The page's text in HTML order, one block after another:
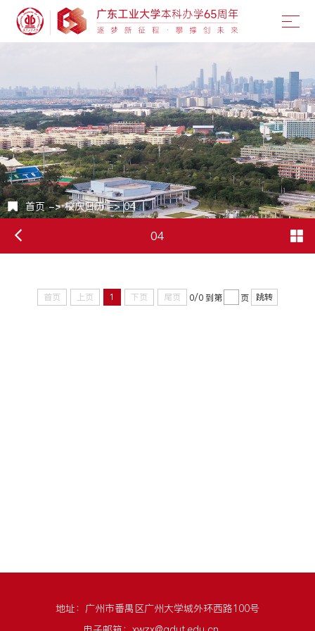
首页->校庆日历->04
04
首页 上页 1 下页 尾页 0/0 到第 页 跳转
地址：广州市番禺区广州大学城外环西路100号